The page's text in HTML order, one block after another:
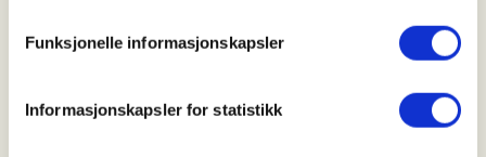
Funksjonelle informasjonskapsler
Informasjonskapsler for statistikk
https://91335963
Jaktutvalget og Ungdomsgruppa kjører introjakt på